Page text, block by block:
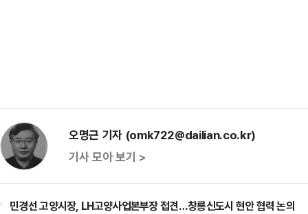
오명근 기자 (omk722@dailian.co.kr)
기사 모아 보기 >
민경선 고양시장, LH고양사업본부장 접견…창릉신도시 현안 협력 논의